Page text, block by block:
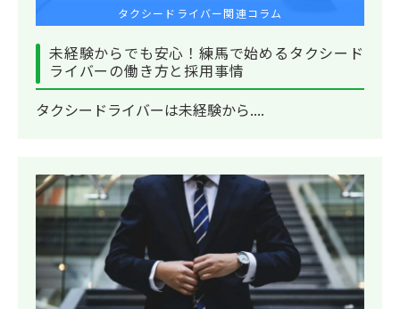
タクシードライバー関連コラム
未経験からでも安心！練馬で始めるタクシード
ライバーの働き方と採用事情
タクシードライバーは未経験から....